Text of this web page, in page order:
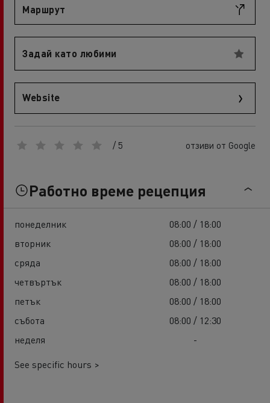
Маршрут
Задай като любими
Website
/ 5 отзиви от Google
Работно време рецепция
понеделник
08:00 / 18:00
вторник
08:00 / 18:00
сряда
08:00 / 18:00
четвъртък
08:00 / 18:00
петък
08:00 / 18:00
събота
08:00 / 12:30
неделя
-
See specific hours >